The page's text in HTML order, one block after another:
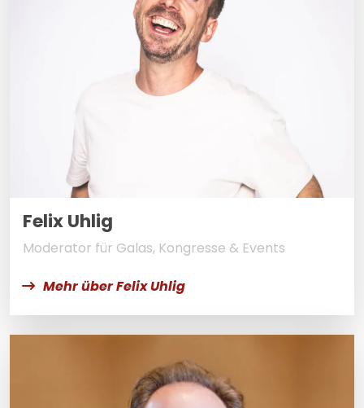
Felix Uhlig
Moderator für Galas, Kongresse & Events
Mehr über Felix Uhlig